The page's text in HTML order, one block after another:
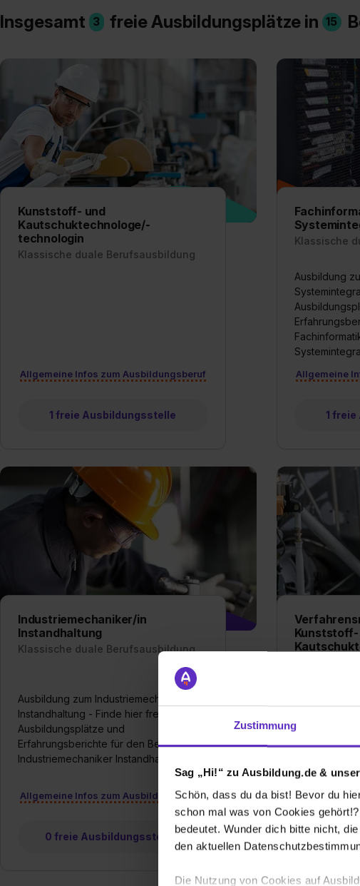
Zustimmung
Sag „Hi!“ zu Ausbildung.de &
Schön, dass du da bist! Bevor du
schon mal was von Cookies
bedeutet. Wunder dich bitte nicht,
den aktuellen
Die Nutzung von Cookies auf
Insgesamt 3 freie Ausbildungsplätze in 15
Kunststoff- und
Kautschuktechnologe/-
technologin
Klassische duale Berufsausbildung
Allgemeine Infos zum Ausbildungsberuf
1 freie Ausbildungsstelle
Klassische
Ausbildung
Allgemeine
1
Industriemechaniker/in
Instandhaltung
Klassische duale Berufsausbildung
Ausbildung zum Industriemechaniker
Instandhaltung - Finde hier freie
Ausbildungsplätze und
Erfahrungsberichte für den Beruf als
Industriemechaniker Instandhaltung
Allgemeine Infos zum Ausbildungsberuf
0 freie Ausbildungsstellen
Kunststoff-
Finde hier
und
Allgemeine
0 freie